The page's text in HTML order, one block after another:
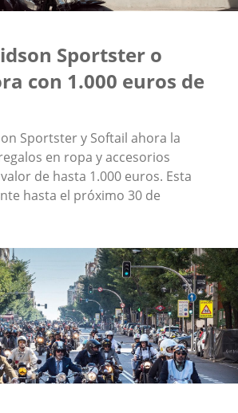
Sportster o
con 1.000 euros de
Sportster y Softail ahora la
en ropa y accesorios
de hasta 1.000 euros. Esta
hasta el próximo 30 de